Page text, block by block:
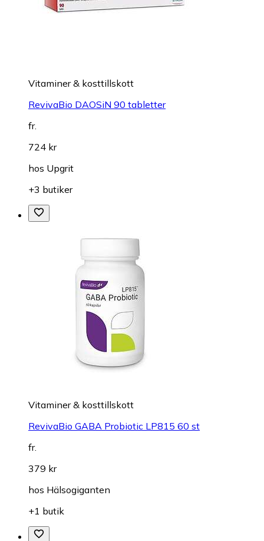
Vitaminer & kosttillskott
RevivaBio DAOSiN 90 tabletter
fr.
724 kr
hos Upgrit
+3 butiker
Vitaminer & kosttillskott
RevivaBio GABA Probiotic LP815 60 st
fr.
379 kr
hos Hälsogiganten
+1 butik